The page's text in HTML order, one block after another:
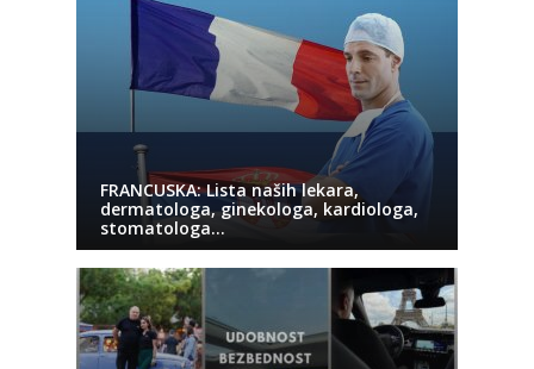
FRANCUSKA: Lista naših lekara,
dermatologa, ginekologa, kardiologa,
stomatologa…